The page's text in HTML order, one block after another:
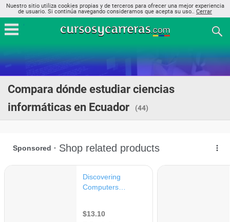
Nuestro sitio utiliza cookies propias y de terceros para ofrecer una mejor experiencia
de usuario. Si continúa navegando consideramos que acepta su uso.. Cerrar
Compara dónde estudiar ciencias
informáticas en Ecuador
(44)